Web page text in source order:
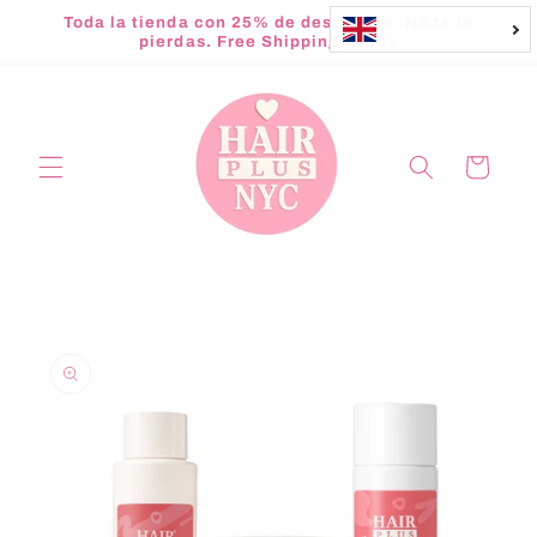
Skip to
Toda la tienda con 25% de descuento. No te lo
pierdas. Free Shipping $150+
Cart
information